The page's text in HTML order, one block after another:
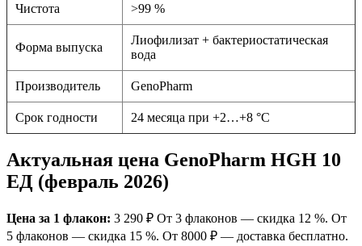
Чистота >99 %
Форма выпуска
Лиофилизат + бактериостатическая
вода
Производитель GenoPharm
Срок годности 24 месяца при +2…+8 °C
Актуальная цена GenoPharm HGH 10
ЕД (февраль 2026)
Цена за 1 флакон: 3 290 ₽ От 3 флаконов — скидка 12 %. От
5 флаконов — скидка 15 %. От 8000 ₽ — доставка бесплатно.